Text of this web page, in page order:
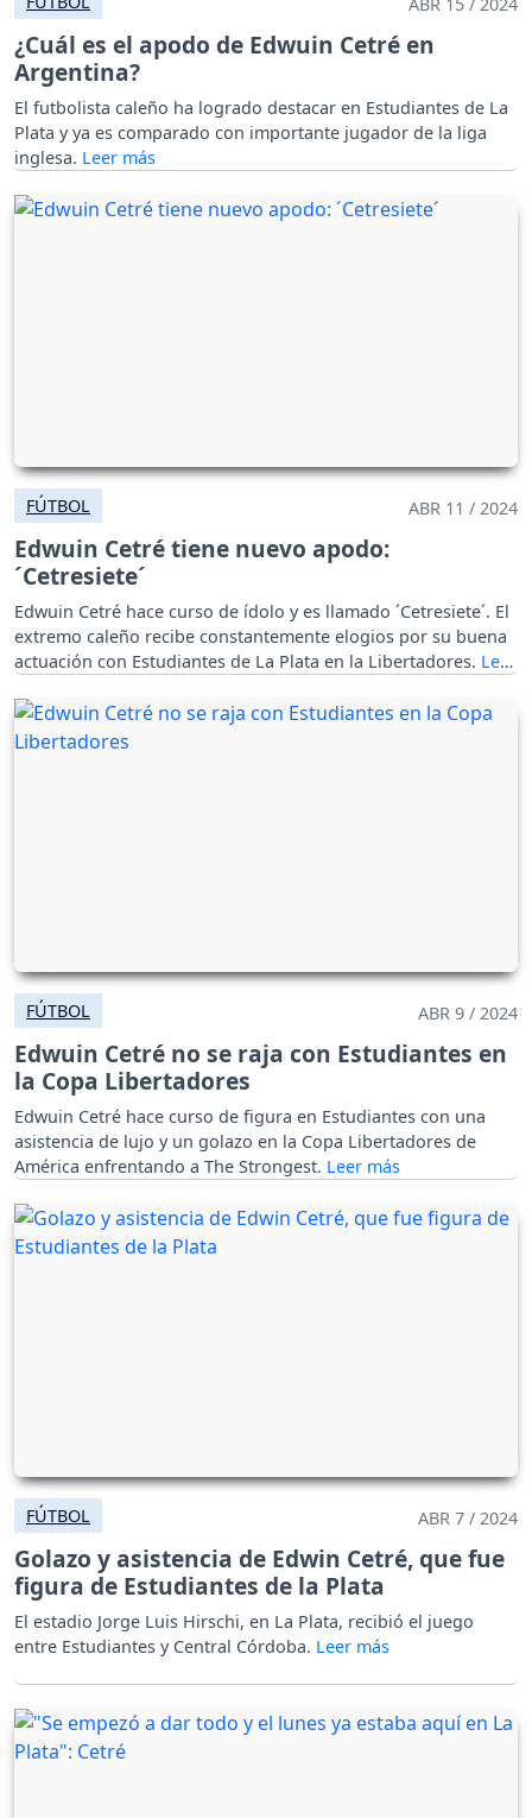
¿Cuál es el apodo de Edwuin Cetré en
Argentina?
El futbolista caleño ha logrado destacar en Estudiantes de La
Plata y ya es comparado con importante jugador de la liga
inglesa.
FÚTBOL ABR 11 / 2024
Edwuin Cetré tiene nuevo apodo:
´Cetresiete´
Edwuin Cetré hace curso de ídolo y es llamado ´Cetresiete´. El
extremo caleño recibe constantemente elogios por su buena
actuación con Estudiantes de La Plata en la Libertadores.
FÚTBOL ABR 9 / 2024
Edwuin Cetré no se raja con Estudiantes en
la Copa Libertadores
Edwuin Cetré hace curso de figura en Estudiantes con una
asistencia de lujo y un golazo en la Copa Libertadores de
América enfrentando a The Strongest.
FÚTBOL ABR 7 / 2024
Golazo y asistencia de Edwin Cetré, que fue
figura de Estudiantes de la Plata
El estadio Jorge Luis Hirschi, en La Plata, recibió el juego
entre Estudiantes y Central Córdoba.